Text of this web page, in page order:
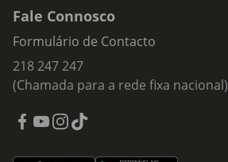
Fale Connosco
Formulário de Contacto
218 247 247
(Chamada para a rede fixa nacional)